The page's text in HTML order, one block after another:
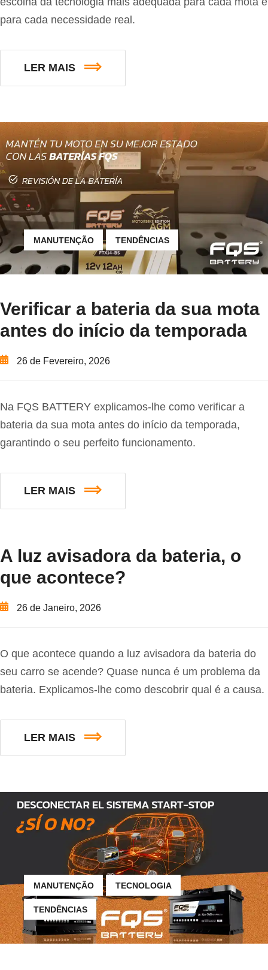
para cada necessidade real.
LER MAIS
MANUTENÇÃO TENDÊNCIAS
Verificar a bateria da sua mota
antes do início da temporada
26 de Fevereiro, 2026
Na FQS BATTERY explicamos-lhe como verificar a
bateria da sua mota antes do início da temporada,
garantindo o seu perfeito funcionamento.
LER MAIS
A luz avisadora da bateria, o
que acontece?
26 de Janeiro, 2026
O que acontece quando a luz avisadora da bateria do
seu carro se acende? Quase nunca é um problema da
bateria. Explicamos-lhe como descobrir qual é a causa.
LER MAIS
MANUTENÇÃO TECNOLOGIA
TENDÊNCIAS